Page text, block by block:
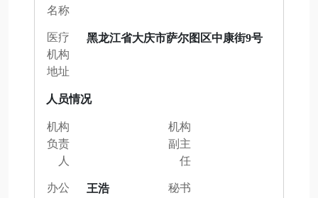
名称
医疗
机构
地址
黑龙江省大庆市萨尔图区中康街9号
人员情况
机构
负责
人
机构
副主
任
办公
王浩 秘书